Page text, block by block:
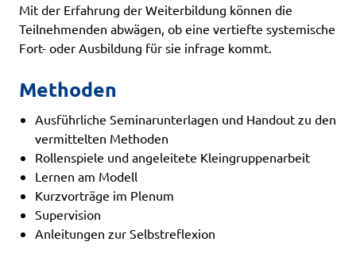
Mit der Erfahrung der Weiterbildung können die
Teilnehmenden abwägen, ob eine vertiefte systemische
Fort- oder Ausbildung für sie infrage kommt.
Methoden
Ausführliche Seminarunterlagen und Handout zu den
vermittelten Methoden
Rollenspiele und angeleitete Kleingruppenarbeit
Lernen am Modell
Kurzvorträge im Plenum
Supervision
Anleitungen zur Selbstreflexion